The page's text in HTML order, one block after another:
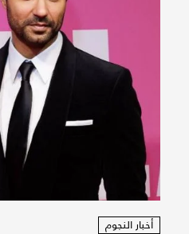
أخبار النجوم